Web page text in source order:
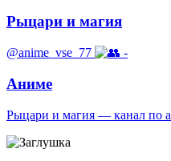
Рыцари и магия
@anime_vse_77 -
Аниме
Рыцари и магия — канал по